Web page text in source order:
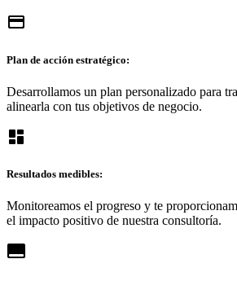
credit_card
Plan de acción estratégico:
Desarrollamos un plan personalizado para
alinearla con tus objetivos de negocio.
dashboard
Resultados medibles:
Monitoreamos el progreso y te
el impacto positivo de nuestra consultoría.
call_to_action